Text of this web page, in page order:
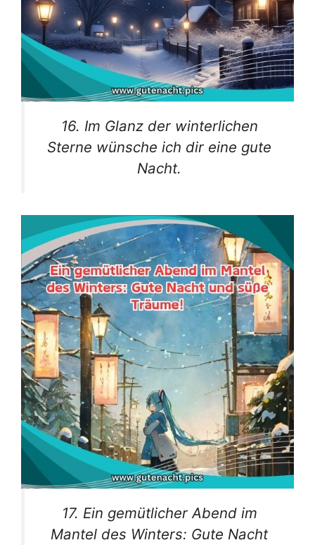
16. Im Glanz der winterlichen
Sterne wünsche ich dir eine gute
Nacht.
17. Ein gemütlicher Abend im
Mantel des Winters: Gute Nacht